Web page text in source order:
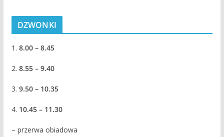
DZWONKI
1. 8.00 – 8.45
2. 8.55 – 9.40
3. 9.50 – 10.35
4. 10.45 – 11.30
– przerwa obiadowa